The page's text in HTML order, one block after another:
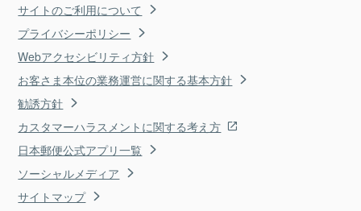
サイトのご利用について
プライバシーポリシー
Webアクセシビリティ方針
お客さま本位の業務運営に関する基本方針
勧誘方針
カスタマーハラスメントに関する考え方
日本郵便公式アプリ一覧
ソーシャルメディア
サイトマップ